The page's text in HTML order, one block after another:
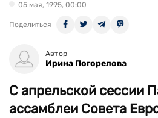
05 мая, 1995, 00:00
Поделиться
Автор
Ирина Погорелова
С апрельской сессии
ассамблеи Совета